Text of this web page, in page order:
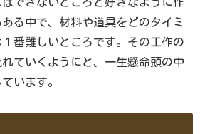
できないところと好きなように作
る中で、材料や道具をどのタイミ
番難しいところです。その工作の
ていくようにと、一生懸命頭の中
います。